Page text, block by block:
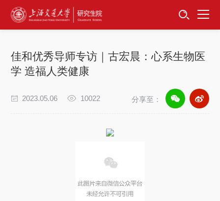
首页
招生工作
佳和优秀导师专访｜古宏晨：心系生物医
学 造福人类健康
2023.05.06 10022 分享至：